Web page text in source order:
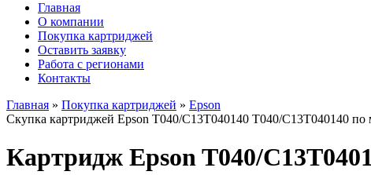
Главная
О компании
Покупка картриджей
Оставить заявку
Работа с регионами
Контакты
Главная » Покупка картриджей » Epson
Скупка картриджей Epson T040/C13T040140 T040/C13T040140
Картридж Epson T040/